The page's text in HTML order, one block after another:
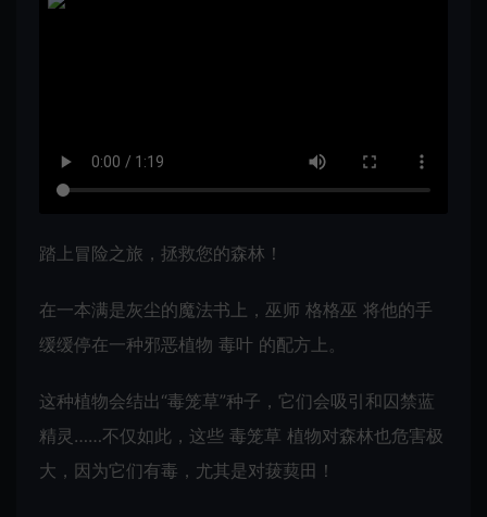
踏上冒险之旅，拯救您的森林！
在一本满是灰尘的魔法书上，巫师 格格巫 将他的手
缓缓停在一种邪恶植物 毒叶 的配方上。
这种植物会结出“毒笼草”种子，它们会吸引和囚禁蓝
精灵……不仅如此，这些 毒笼草 植物对森林也危害极
大，因为它们有毒，尤其是对菝葜田！